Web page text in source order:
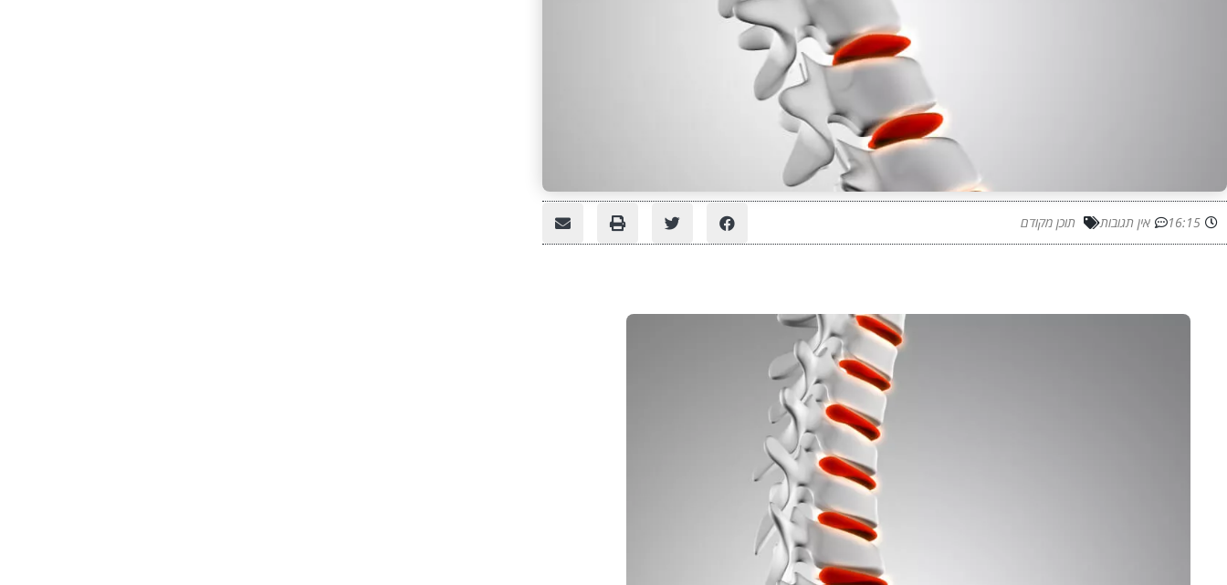
16:15 אין תגובות תוכן מקודם